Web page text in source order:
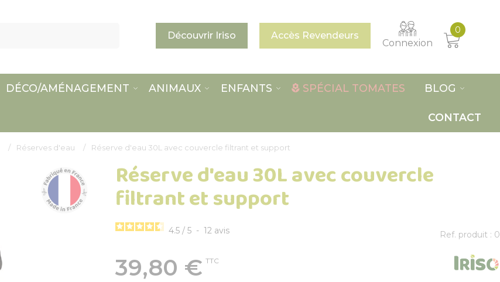
Découvrir Iriso Accès Revendeurs
Connexion
0
DÉCO/AMÉNAGEMENT ANIMAUX ENFANTS SPÉCIAL TOMATES BLOG
CONTACT
Réserves d'eau Réserve d'eau 30L avec couvercle filtrant et support
Réserve d'eau 30L avec couvercle
filtrant et support
4.5 / 5 - 12 avis Ref. produit : 0
39,80 € TTC